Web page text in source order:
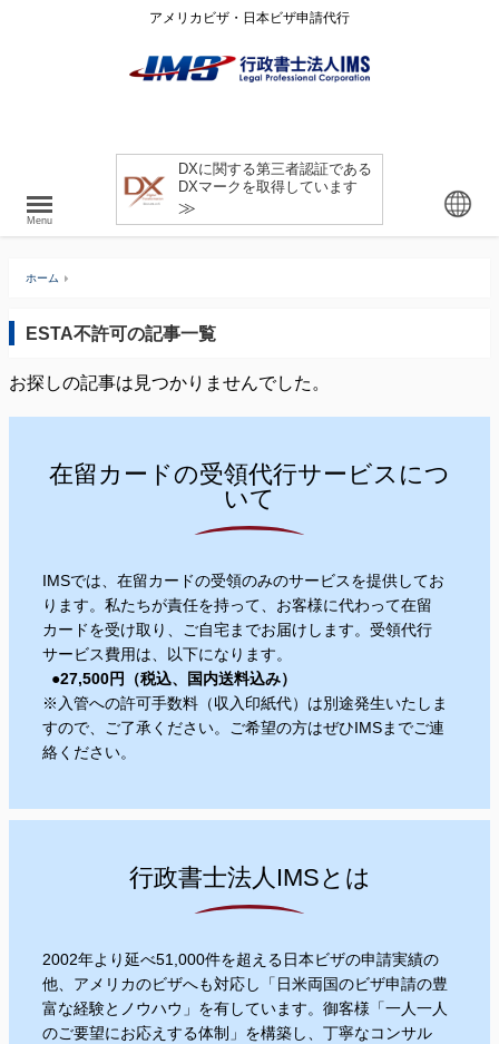
Menu
アメリカビザ・日本ビザ申請代行
DXに関する第三者認証である
DXマークを取得しています
≫
ホーム
ESTA不許可の記事一覧
お探しの記事は見つかりませんでした。
在留カードの受領代行サービスにつ
いて
IMSでは、在留カードの受領のみのサービスを提供してお
ります。私たちが責任を持って、お客様に代わって在留
カードを受け取り、ご自宅までお届けします。受領代行
サービス費用は、以下になります。
●27,500円（税込、国内送料込み）
※入管への許可手数料（収入印紙代）は別途発生いたしま
すので、ご了承ください。ご希望の方はぜひIMSまでご連
絡ください。
行政書士法人IMSとは
2002年より延べ51,000件を超える日本ビザの申請実績の
他、アメリカのビザへも対応し「日米両国のビザ申請の豊
富な経験とノウハウ」を有しています。御客様「一人一人
のご要望にお応えする体制」を構築し、丁寧なコンサル